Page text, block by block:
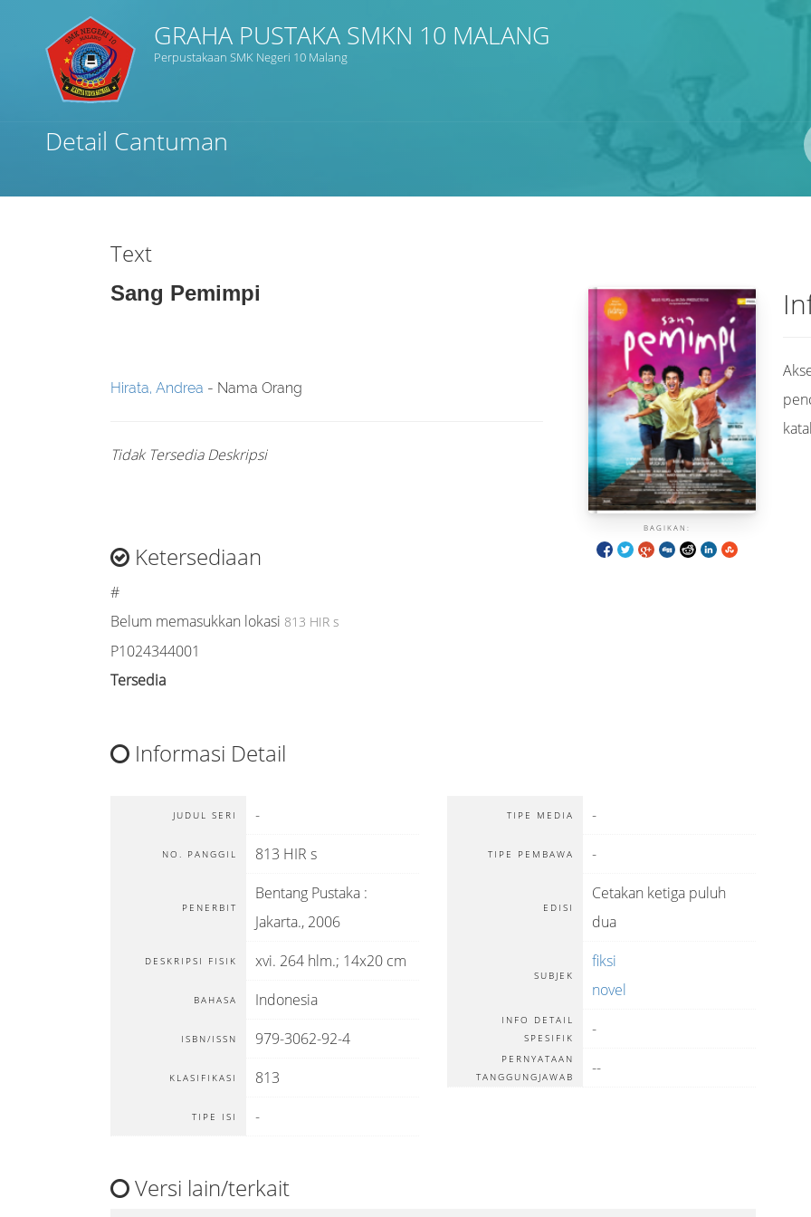
GRAHA PUSTAKA SMKN 10 MALANG
Perpustakaan SMK Negeri 10 Malang
Detail Cantuman
Text
Sang Pemimpi
BAGIKAN:
Hirata, Andrea - Nama Orang
Tidak Tersedia Deskripsi
Ketersediaan
#
Belum memasukkan lokasi 813 HIR s
P1024344001
Tersedia
Informasi Detail
JUDUL SERI -
NO. PANGGIL 813 HIR s
PENERBIT
Bentang Pustaka :
Jakarta., 2006
DESKRIPSI FISIK xvi. 264 hlm.; 14x20 cm
BAHASA Indonesia
ISBN/ISSN 979-3062-92-4
KLASIFIKASI 813
TIPE ISI -
TIPE MEDIA -
TIPE PEMBAWA -
EDISI
Cetakan ketiga puluh
dua
SUBJEK
fiksi
novel
INFO DETAIL
SPESIFIK
-
PERNYATAAN
TANGGUNGJAWAB
--
Versi lain/terkait